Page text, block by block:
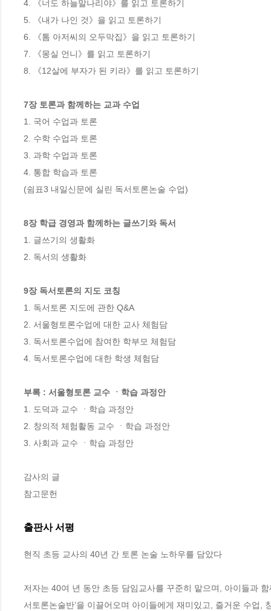
4. 《너도 하늘말나리야》를 읽고 토론하기
5. 《내가 나인 것》을 읽고 토론하기
6. 《톰 아저씨의 오두막집》을 읽고 토론하기
7. 《몽실 언니》를 읽고 토론하기
8. 《12살에 부자가 된 키라》를 읽고 토론하기
7장 토론과 함께하는 교과 수업
1. 국어 수업과 토론
2. 수학 수업과 토론
3. 과학 수업과 토론
4. 통합 학습과 토론
(쉼표3 내일신문에 실린 독서토론논술 수업)
8장 학급 경영과 함께하는 글쓰기와 독서
1. 글쓰기의 생활화
2. 독서의 생활화
9장 독서토론의 지도 코칭
1. 독서토론 지도에 관한 Q&A
2. 서울형토론수업에 대한 교사 체험담
3. 독서토론수업에 참여한 학부모 체험담
4. 독서토론수업에 대한 학생 체험담
부록 : 서울형토론 교수 ㆍ학습 과정안
1. 도덕과 교수 ㆍ학습 과정안
2. 창의적 체험활동 교수 ㆍ학습 과정안
3. 사회과 교수 ㆍ학습 과정안
감사의 글
참고문헌
출판사 서평
현직 초등 교사의 40년 간 토론 논술 노하우를 담았다
저자는 40여 년 동안 초등 담임교사를 꾸준히 맡으며, 아이들과
서토론논술반’을 이끌어오며 아이들에게 재미있고, 즐거운 수업